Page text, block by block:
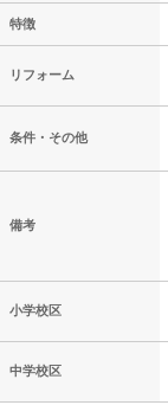
特徴
リフォーム
条件・その他
備考
小学校区
中学校区